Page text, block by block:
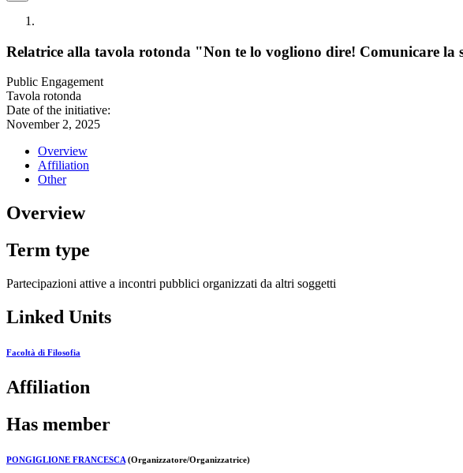
Relatrice alla tavola rotonda "Non te lo vogliono dire! Comunicare la
Public Engagement
Tavola rotonda
Date of the initiative:
November 2, 2025
Overview
Affiliation
Other
Overview
Term type
Partecipazioni attive a incontri pubblici organizzati da altri soggetti
Linked Units
Facoltà di Filosofia
Affiliation
Has member
PONGIGLIONE FRANCESCA (Organizzatore/Organizzatrice)